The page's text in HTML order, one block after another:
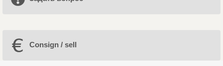
Consign / sell